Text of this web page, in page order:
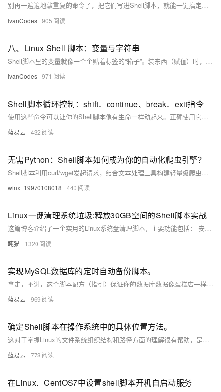
别再一遍遍地敲重复的命令了，把它们写进Shell脚本，就能一键搞定。脚本本质上就是个存着一堆命令的文本文件，但要让它“活”起来，有几个关键点：文件开头最好用#!/usr/bin/env bash来指定解释器，并用chmod +x给它执行权限。执行时也有讲究：./script.sh是在一个新“房间”（子Shell）里跑，不影响你；而source script.sh是在当前“房间”里跑，适合用来加载环境变量和配置文件。
IvanCodes 905
八、Linux Shell 脚本：变量与字符串
Shell脚本里的变量就像一个个贴着标签的“箱子”。装东西（赋值）时，=两边千万不能有空格。用单引号''装进去的东西会原封不动，用双引号""则会让里面的
IvanCodes 971
Shell脚本循环控制：shift、continue、break、exit指令
使用这些命令可以让你的Shell脚本像有生命一样动起来。正确使用它们，你的脚本就能像一场精心编排的舞蹈剧目，既有旋律的起伏，也有节奏的跳跃，最终以一场惊艳的表演结束。每一个动作、每一个转折点，都准确、优雅地完成所需要表达的逻辑。如此，你的脚本不只是冰冷的代码，它透过终端的界面，跳着有节奏的舞蹈，走进观众——使用者的心中。
蓝易云 432
无需Python：Shell脚本如何成为你的自动化爬虫引擎？
Shell脚本利用curl/wget发起请求，结合文本处理工具构建轻量级爬虫，支持并行加速、定时任务、增量抓取及分布式部署。通过随机UA、异常重试等优化提升稳定性，适用于日志监控、价格追踪等场景。相比Python，具备启动快、资源占用低的优势，适合嵌入式或老旧服务器环境，复杂任务可结合Python实现混合编程。
winx_19970108018 440
Linux一键清理系统垃圾:释放30GB空间的Shell脚本实战​
这篇博客介绍了一个实用的Linux系统盘清理脚本，主要功能包括： 安全权限检查和旧内核清理，保留当前使用内核 7天以上日志文件清理和系统日志压缩 浏览器缓存(Chrome/Firefox)、APT缓存、临时文件清理 智能清理Snap旧版本和Docker无用数据 提供磁盘空间使用前后对比和大文件查找功能 脚本采用交互式设计确保安全性，适合定期维护开发环境、服务器和个人电脑。文章详细解析了脚本的关键功能代码，并给出了使用建议。完整脚本已开源，用户可根据需求自定义调整清理策略。
盹猫 1320
实现MySQL数据库的定时自动备份脚本。
拿走，不谢，这个脚本配方（指引）保证你的数据库数据像蛋糕店一样地天天更新，还能确保老旧的蛋糕（数据）不会堆积满仓库。这下可好，数据安全有保障，数据库管理员也能轻松一点，偶尔闲下来的时候，煮杯咖啡，看个剧岂不美哉？别忘了偶尔检查一下你的自动备份是否正常工作，以防万一蛋糕机器出了点小差错。
蓝易云 969
确定Shell脚本在操作系统中的具体位置方法。
这对于掌握Linux的文件系统组织结构和路径方面的理解很有帮助，是我们日常工作和学习中都可能使用到的知识。以上讲解详细清晰，应用简便，是每一个想要精通操作系统的计算机爱好者必备的实用技能。
蓝易云 773
在Linux、CentOS7中设置shell脚本开机自启动服务